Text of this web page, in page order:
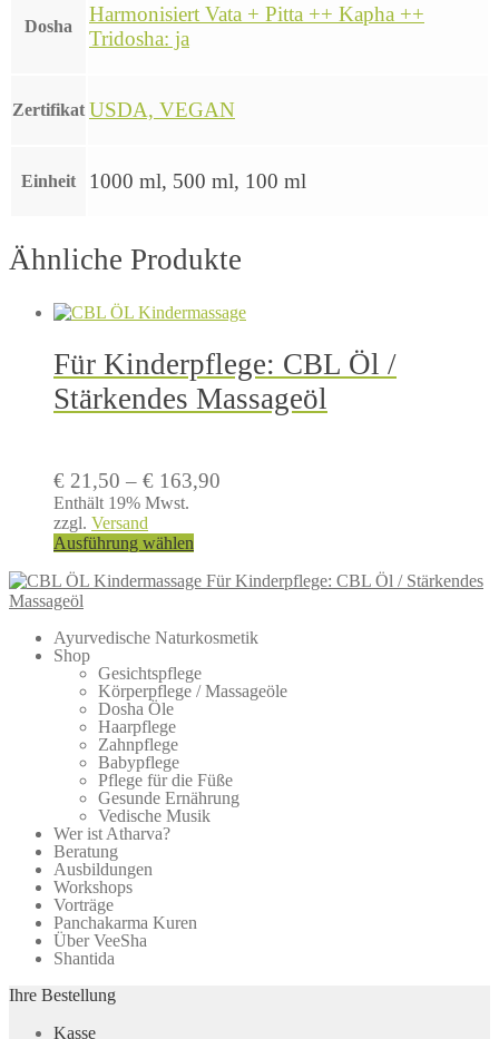
Dosha
Harmonisiert Vata + Pitta ++ Kapha ++
Tridosha: ja
Zertifikat USDA, VEGAN
Einheit 1000 ml, 500 ml, 100 ml
Ähnliche Produkte
Für Kinderpflege: CBL Öl /
Stärkendes Massageöl
€ 21,50 – € 163,90
Enthält 19% Mwst.
zzgl. Versand
Ausführung wählen
weist
auf.
Optionen
können
gewählt
werden
Für Kinderpflege: CBL Öl / Stärkendes
Massageöl
Ayurvedische Naturkosmetik
Shop
Gesichtspflege
Körperpflege / Massageöle
Dosha Öle
Haarpflege
Zahnpflege
Babypflege
Pflege für die Füße
Gesunde Ernährung
Vedische Musik
Wer ist Atharva?
Beratung
Ausbildungen
Workshops
Vorträge
Panchakarma Kuren
Über VeeSha
Shantida
Ihre Bestellung
Kasse